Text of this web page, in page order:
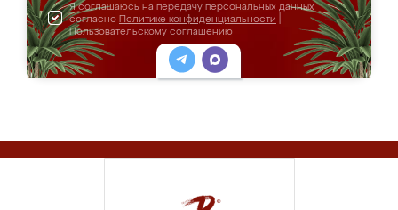
Я соглашаюсь на передачу персональных данных
согласно Политике конфиденциальности
Пользовательскому соглашению